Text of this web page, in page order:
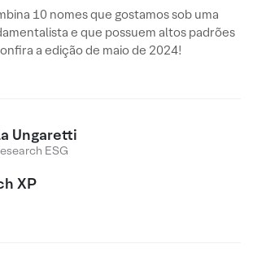
10 nomes que gostamos sob uma
e que possuem altos padrões
a edição de maio de 2024!
Ungaretti
ESG
XP